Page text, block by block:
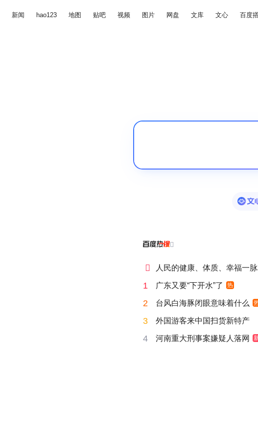
新闻 hao123 地图 贴吧 视频 图片 网盘 文库 文心 百度

 人民的健康、体质、幸福一
1 广东又要“下开水”了 热
2 台风白海豚闭眼意味着什么
3 外国游客来中国扫货新特产
4 河南重大刑事案嫌疑人落网